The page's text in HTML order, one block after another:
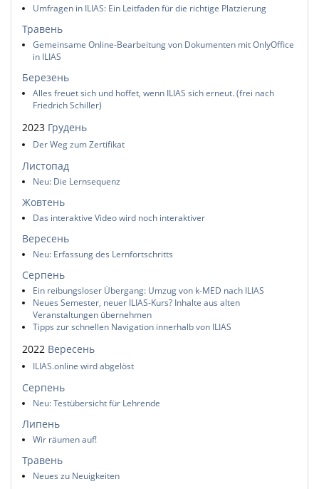
Umfragen in ILIAS: Ein Leitfaden für die richtige Platzierung
Травень
Gemeinsame Online-Bearbeitung von Dokumenten mit OnlyOffice
in ILIAS
Березень
Alles freuet sich und hoffet, wenn ILIAS sich erneut. (frei nach
Friedrich Schiller)
2023 Грудень
Der Weg zum Zertifikat
Листопад
Neu: Die Lernsequenz
Жовтень
Das interaktive Video wird noch interaktiver
Вересень
Neu: Erfassung des Lernfortschritts
Серпень
Ein reibungsloser Übergang: Umzug von k-MED nach ILIAS
Neues Semester, neuer ILIAS-Kurs? Inhalte aus alten
Veranstaltungen übernehmen
Tipps zur schnellen Navigation innerhalb von ILIAS
2022 Вересень
ILIAS.online wird abgelöst
Серпень
Neu: Testübersicht für Lehrende
Липень
Wir räumen auf!
Травень
Neues zu Neuigkeiten